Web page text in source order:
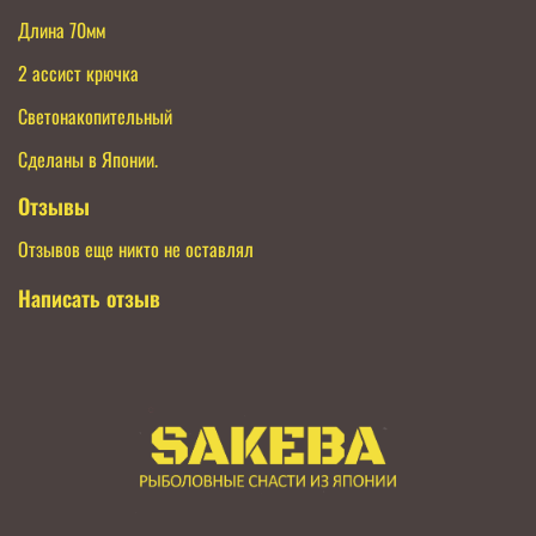
Длина 70мм
2 ассист крючка
Светонакопительный
Сделаны в Японии.
Отзывы
Отзывов еще никто не оставлял
Написать отзыв